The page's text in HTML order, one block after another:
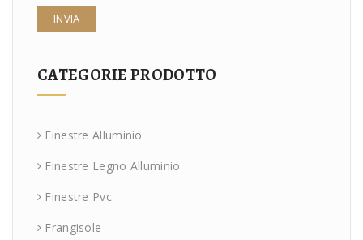
CATEGORIE PRODOTTO
Finestre Alluminio
Finestre Legno Alluminio
Finestre Pvc
Frangisole